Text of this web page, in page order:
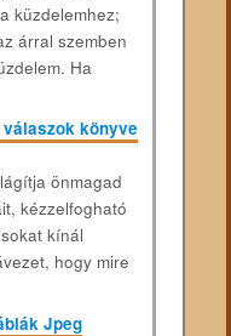
küzdelemhez;
árral szemben
Ha
könyve
önmagad
kézzelfogható
kínál
hogy mire
Jpeg